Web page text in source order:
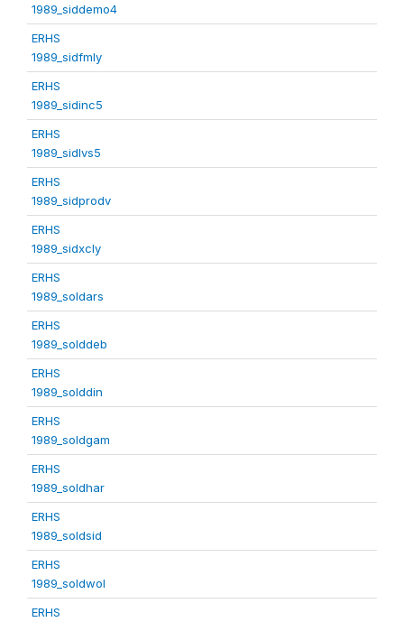
1989_siddemo4
ERHS
1989_sidfmly
ERHS
1989_sidinc5
ERHS
1989_sidlvs5
ERHS
1989_sidprodv
ERHS
1989_sidxcly
ERHS
1989_soldars
ERHS
1989_solddeb
ERHS
1989_solddin
ERHS
1989_soldgam
ERHS
1989_soldhar
ERHS
1989_soldsid
ERHS
1989_soldwol
ERHS